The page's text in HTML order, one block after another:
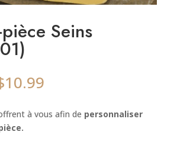
Seins
10.99Plage
prix :
$6.99
à vous afin de personnaliser